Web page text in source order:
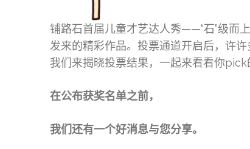
铺路石首届儿童才艺达人秀——“石”级而
发来的精彩作品。投票通道开启后，许
我们来揭晓投票结果，一起来看看你pick
在公布获奖名单之前，
我们还有一个好消息与您分享。